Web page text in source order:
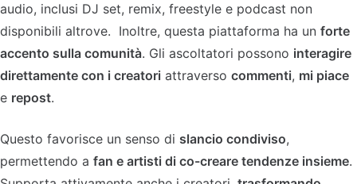
audio, inclusi DJ set, remix, freestyle e podcast non
disponibili altrove. Inoltre, questa piattaforma ha un forte
accento sulla comunità. Gli ascoltatori possono interagire
direttamente con i creatori attraverso commenti, mi piace
e repost.
Questo favorisce un senso di slancio condiviso,
permettendo a fan e artisti di co-creare tendenze insieme.